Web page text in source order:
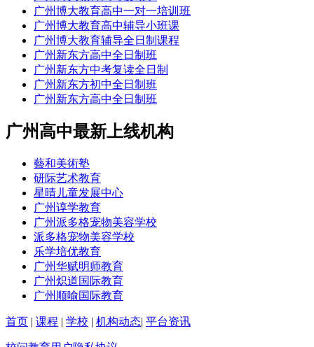
广州博大教育高中一对一培训班
广州博大教育高中辅导小班课
广州博大教育辅导全日制课程
广州新东方高中全日制班
广州新东方中考复读全日制
广州新东方初中全日制班
广州新东方高中全日制班
广州高中最新上线机构
藝和美術塾
研际艺术教育
星晴儿童发展中心
广州谆学教育
广州派多格宠物美容学校
派多格宠物美容学校
乐学培优教育
广州华赋明师教育
广州炽道国际教育
广州顺喻国际教育
首页 | 课程 | 学校 | 机构动态| 平台资讯